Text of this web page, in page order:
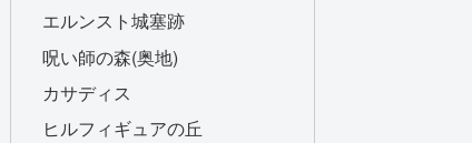
エルンスト城塞跡
呪い師の森(奥地)
カサディス
ヒルフィギュアの丘